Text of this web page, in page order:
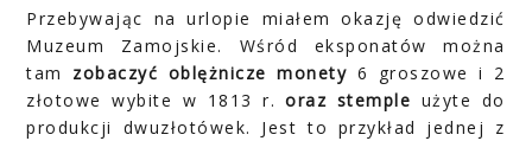
Przebywając na urlopie miałem okazję odwiedzić
Muzeum Zamojskie. Wśród eksponatów można
tam zobaczyć oblężnicze monety 6 groszowe i 2
złotowe wybite w 1813 r.oraz stemple użyte do
produkcji dwuzłotówek. Jest to przykład jednej z